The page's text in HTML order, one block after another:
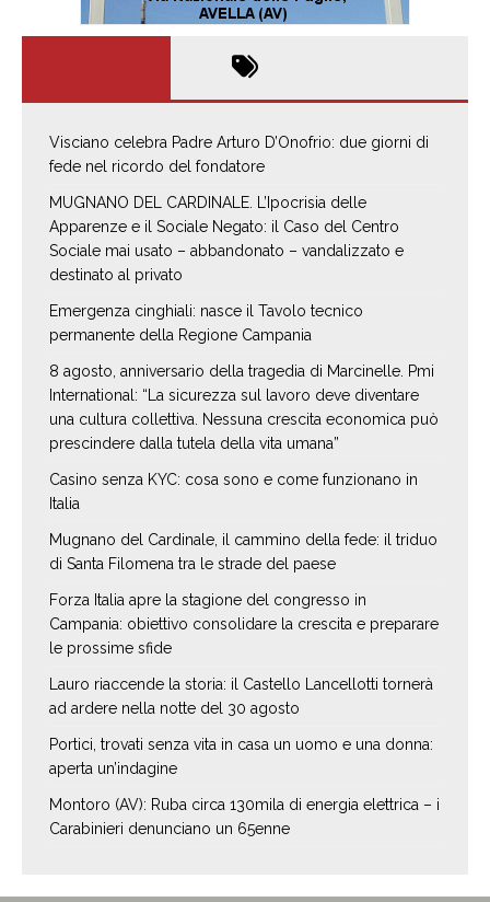
Visciano celebra Padre Arturo D’Onofrio: due giorni di
fede nel ricordo del fondatore
MUGNANO DEL CARDINALE. L’Ipocrisia delle
Apparenze e il Sociale Negato: il Caso del Centro
Sociale mai usato – abbandonato – vandalizzato e
destinato al privato
Emergenza cinghiali: nasce il Tavolo tecnico
permanente della Regione Campania
8 agosto, anniversario della tragedia di Marcinelle. Pmi
International: “La sicurezza sul lavoro deve diventare
una cultura collettiva. Nessuna crescita economica può
prescindere dalla tutela della vita umana”
Casino senza KYC: cosa sono e come funzionano in
Italia
Mugnano del Cardinale, il cammino della fede: il triduo
di Santa Filomena tra le strade del paese
Forza Italia apre la stagione del congresso in
Campania: obiettivo consolidare la crescita e preparare
le prossime sfide
Lauro riaccende la storia: il Castello Lancellotti tornerà
ad ardere nella notte del 30 agosto
Portici, trovati senza vita in casa un uomo e una donna:
aperta un’indagine
Montoro (AV): Ruba circa 130mila di energia elettrica – i
Carabinieri denunciano un 65enne